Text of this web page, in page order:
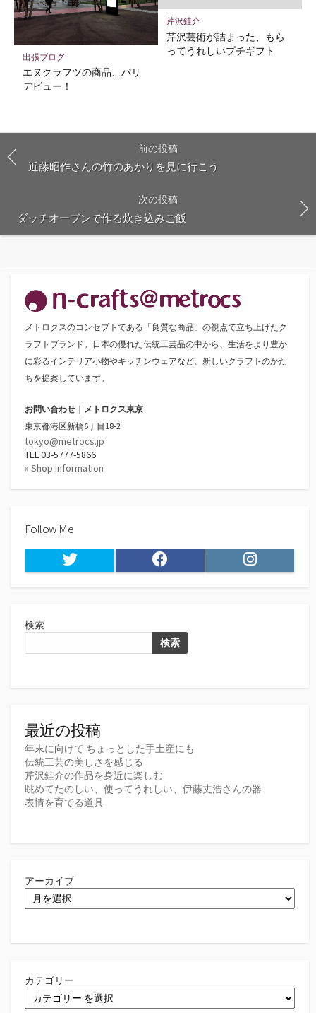
出張ブログ
エヌクラフツの商品、パリ
デビュー！
芹沢銈介
芹沢芸術が詰まった、もら
ってうれしいプチギフト
前の投稿
近藤昭作さんの竹のあかりを見に行こう
次の投稿
ダッチオーブンで作る炊き込みご飯
メトロクスのコンセプトである「良質な商品」の視点で立ち上げたク
ラフトブランド。日本の優れた伝統工芸品の中から、生活をより豊か
に彩るインテリア小物やキッチンウェアなど、新しいクラフトのかた
ちを提案しています。
お問い合わせ｜メトロクス東京
東京都港区新橋6丁目18-2
tokyo@metrocs.jp
TEL 03-5777-5866
» Shop information
Follow Me
Twitter Facebook Instagram
検索
検索
最近の投稿
年末に向けて ちょっとした手土産にも
伝統工芸の美しさを感じる
芹沢銈介の作品を身近に楽しむ
眺めてたのしい、使ってうれしい、伊藤丈浩さんの器
表情を育てる道具
アーカイブ
カテゴリー